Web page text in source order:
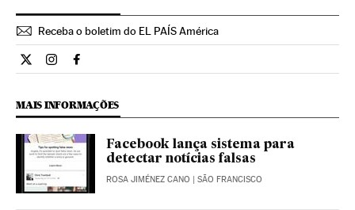
Receba o boletim do EL PAÍS América
Cultura El País Brasil en Twitter
Cultura El País Brasil en Instagram
Cultura El País Brasil en Facebook
MAIS INFORMAÇÕES
Facebook lança sistema para
detectar notícias falsas
ROSA JIMÉNEZ CANO | SÃO FRANCISCO